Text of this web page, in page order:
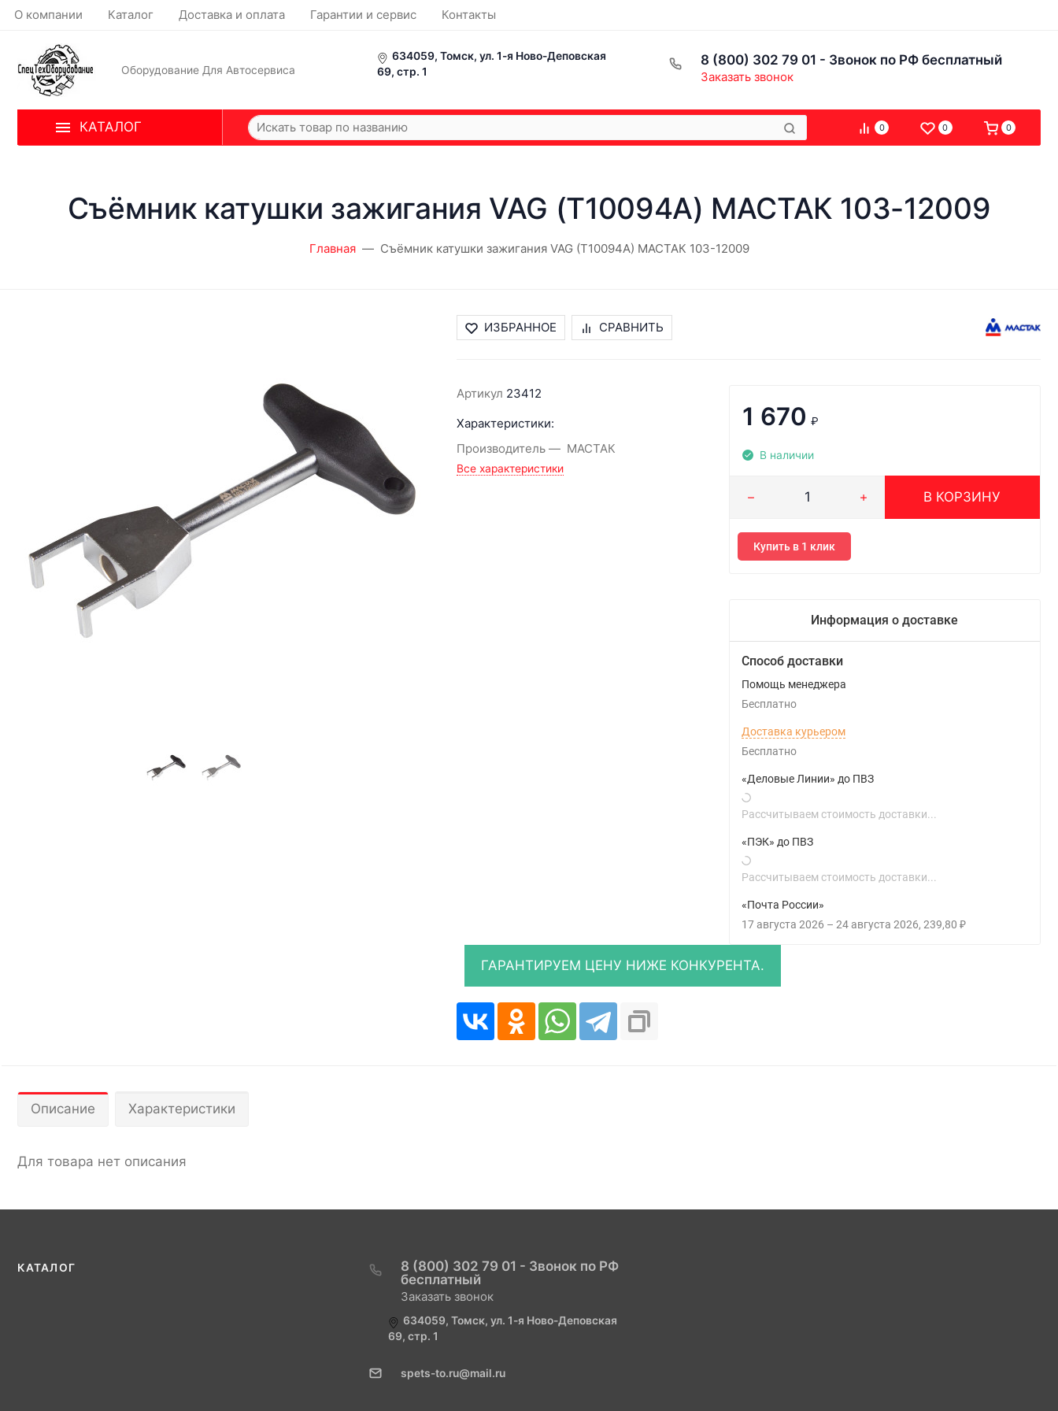
О компании Каталог Доставка и оплата Гарантии и сервис Контакты
Оборудование Для Автосервиса
634059, Томск, ул. 1-я Ново-Деповская
69, стр. 1
8 (800) 302 79 01 - Звонок по РФ бесплатный
Заказать звонок
КАТАЛОГ 0 0 0
Съёмник катушки зажигания VAG (T10094A) МАСТАК 103-12009
Главная Съёмник катушки зажигания VAG (T10094A) МАСТАК 103-12009
ИЗБРАННОЕ СРАВНИТЬ
Артикул 23412
Характеристики:
Производитель
МАСТАК
Все характеристики
1 670 ₽
В наличии
В КОРЗИНУ
Купить в 1 клик
Информация о доставке
Способ доставки
Помощь менеджера
Бесплатно
Доставка курьером
Бесплатно
«Деловые Линии» до ПВЗ
Рассчитываем стоимость доставки...
«ПЭК» до ПВЗ
Рассчитываем стоимость доставки...
«Почта России»
17 августа 2026 – 24 августа 2026 239,80₽
Описание Характеристики
Для товара нет описания
КАТАЛОГ
8 (800) 302 79 01 - Звонок по РФ
бесплатный
Заказать звонок
634059, Томск, ул. 1-я Ново-Деповская
69, стр. 1
spets-to.ru@mail.ru